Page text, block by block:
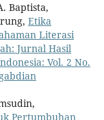
Baptista,
Etika
Literasi
Jurnal Hasil
Vol. 2 No.
Pertumbuhan